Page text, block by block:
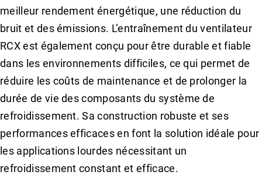
meilleur rendement énergétique, une réduction du
bruit et des émissions. L’entraînement du ventilateur
RCX est également conçu pour être durable et fiable
dans les environnements difficiles, ce qui permet de
réduire les coûts de maintenance et de prolonger la
durée de vie des composants du système de
refroidissement. Sa construction robuste et ses
performances efficaces en font la solution idéale pour
les applications lourdes nécessitant un
refroidissement constant et efficace.